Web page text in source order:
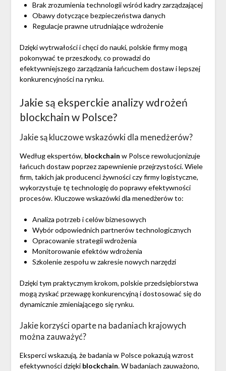
Brak zrozumienia technologii wśród kadry zarządzającej
Obawy dotyczące bezpieczeństwa danych
Regulacje prawne utrudniające wdrożenie
Dzięki wytrwałości i chęci do nauki, polskie firmy mogą
pokonywać te przeszkody, co prowadzi do
efektywniejszego zarządzania łańcuchem dostaw i lepszej
konkurencyjności na rynku.
Jakie są eksperckie analizy wdrożeń
blockchain w Polsce?
Jakie są kluczowe wskazówki dla menedżerów?
Według ekspertów, blockchain w Polsce rewolucjonizuje
łańcuch dostaw poprzez zapewnienie przejrzystości. Wiele
firm, takich jak producenci żywności czy firmy logistyczne,
wykorzystuje tę technologię do poprawy efektywności
procesów. Kluczowe wskazówki dla menedżerów to:
Analiza potrzeb i celów biznesowych
Wybór odpowiednich partnerów technologicznych
Opracowanie strategii wdrożenia
Monitorowanie efektów wdrożenia
Szkolenie zespołu w zakresie nowych narzędzi
Dzięki tym praktycznym krokom, polskie przedsiębiorstwa
mogą zyskać przewagę konkurencyjną i dostosować się do
dynamicznie zmieniającego się rynku.
Jakie korzyści oparte na badaniach krajowych
można zauważyć?
Eksperci wskazują, że badania w Polsce pokazują wzrost
efektywności dzięki blockchain. W badaniach zauważono,